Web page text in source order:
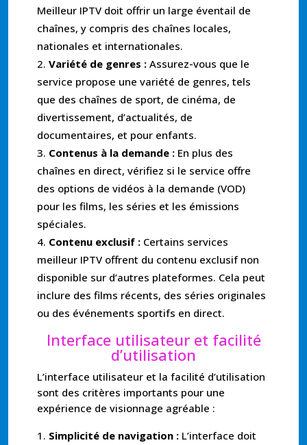
Meilleur IPTV doit offrir un large éventail de
chaînes, y compris des chaînes locales,
nationales et internationales.
Variété de genres : Assurez-vous que le
service propose une variété de genres, tels
que des chaînes de sport, de cinéma, de
divertissement, d’actualités, de
documentaires, et pour enfants.
Contenus à la demande : En plus des
chaînes en direct, vérifiez si le service offre
des options de vidéos à la demande (VOD)
pour les films, les séries et les émissions
spéciales.
Contenu exclusif : Certains services
meilleur IPTV offrent du contenu exclusif non
disponible sur d’autres plateformes. Cela peut
inclure des films récents, des séries originales
ou des événements sportifs en direct.
Interface utilisateur et facilité
d’utilisation
L’interface utilisateur et la facilité d’utilisation
sont des critères importants pour une
expérience de visionnage agréable :
Simplicité de navigation : L’interface doit